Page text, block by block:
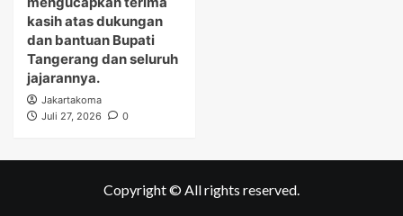
kasih atas dukungan
dan bantuan Bupati
Tangerang dan seluruh
jajarannya.
Jakartakoma
Juli 27, 2026
0
Copyright © All rights reserved.